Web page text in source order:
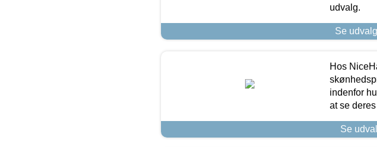
udvalg.
Se
Hos
indenfor
at se
Se